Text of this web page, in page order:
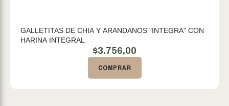
GALLETITAS DE CHIA Y ARANDANOS "INTEGRA" CON
HARINA INTEGRAL
$3.756,00
COMPRAR